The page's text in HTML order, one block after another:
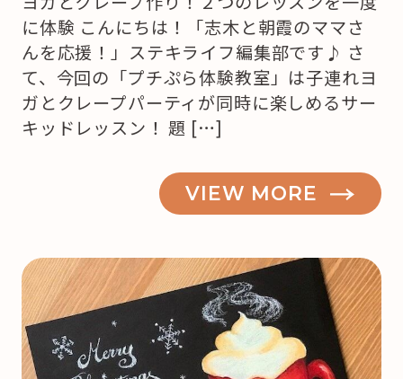
に体験 こんにちは！「志木と朝霞のママさ
んを応援！」ステキライフ編集部です♪ さ
て、今回の「プチぷら体験教室」は子連れヨ
ガとクレープパーティが同時に楽しめるサー
キッドレッスン！ 題 […]
VIEW MORE